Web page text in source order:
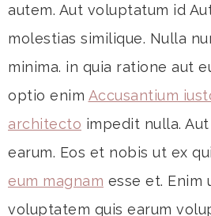
autem. Aut voluptatum id
molestias similique. Nulla
minima. in quia ratione aut
optio enim Accusantium
architecto impedit nulla.
earum. Eos et nobis ut ex qui
eum magnam esse et. Enim
voluptatem quis earum